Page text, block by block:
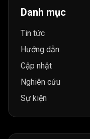
Danh mục
Tin tức
Hướng dẫn
Cập nhật
Nghiên cứu
Sự kiện